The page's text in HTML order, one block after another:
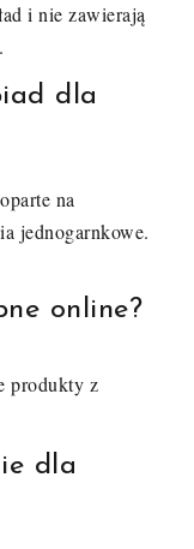
i nie zawierają
dla
na
jednogarnkowe.
online?
produkty z
dla